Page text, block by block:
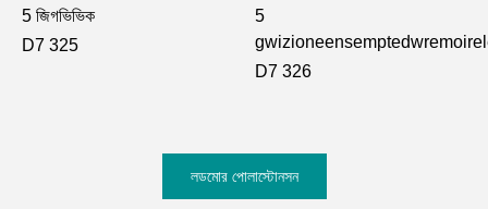
5 জিগভিভিক
D7 325
5
D7 326
লডমোর পোলাস্টোনসন